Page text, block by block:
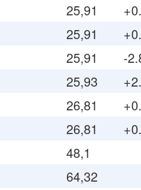
25,91
25,91
25,91
-
25,93
26,81
26,81
48,1
64,32